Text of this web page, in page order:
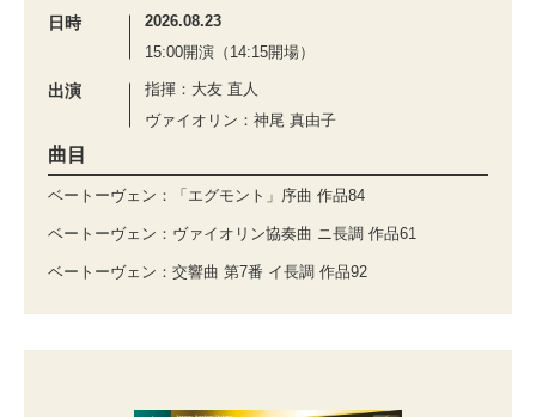
日時
2026.08.23
15:00開演（14:15開場）
出演
指揮：大友 直人
ヴァイオリン：神尾 真由子
曲目
ベートーヴェン：「エグモント」序曲 作品84
ベートーヴェン：ヴァイオリン協奏曲 ニ長調 作品61
ベートーヴェン：交響曲 第7番 イ長調 作品92